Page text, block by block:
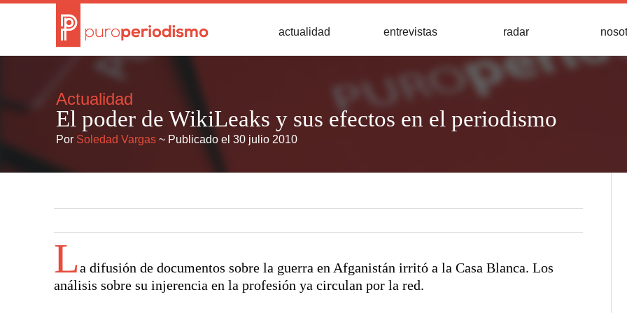
actualidad entrevistas radar
Actualidad
El poder de WikiLeaks y sus efectos en el periodismo
Por Soledad Vargas ~ Publicado el 30 julio 2010
La difusión de documentos sobre la guerra en Afganistán irritó a la Casa Blanca. Los
análisis sobre su injerencia en la profesión ya circulan por la red.